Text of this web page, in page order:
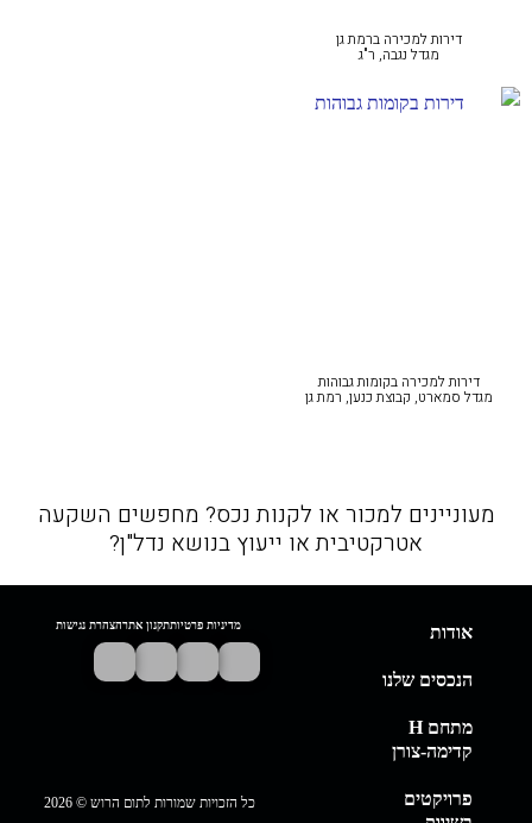
דירות למכירה ברמת גן
מגדל נגבה, ר"ג
דירות למכירה בקומות גבוהות
מגדל סמארט, קבוצת כנען, רמת גן‎
מעוניינים למכור או לקנות נכס? מחפשים השקעה
אטרקטיבית או ייעוץ בנושא נדל"ן?
אודות
הנכסים שלנו
מתחם H
קדימה-צורן
פרויקטים
מדיניות פרטיותתקנון אתרהצהרת נגישות
כל הזכויות שמורות לתום הרוש © 2026